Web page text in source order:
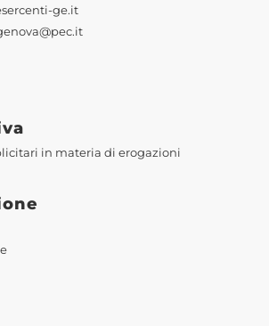
ge.it
in materia di erogazioni